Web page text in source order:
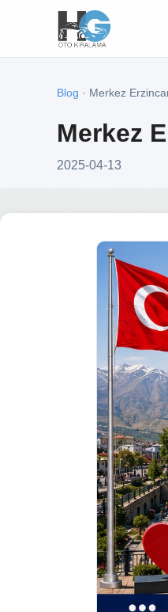
Blog · Merkez
Merkez
2025-04-13